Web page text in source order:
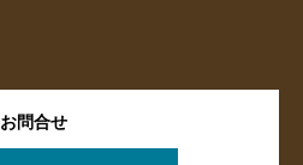
お問合せ